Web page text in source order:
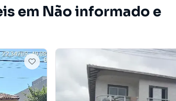
em Não informado e